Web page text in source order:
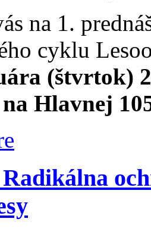
na 1.
cyklu
(štvrtok)
Hlavnej